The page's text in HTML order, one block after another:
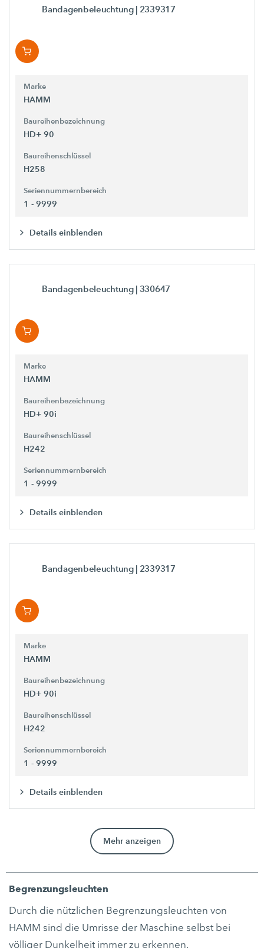
Bandagenbeleuchtung | 2339317
Marke
HAMM
Baureihenbezeichnung
HD+ 90
Baureihenschlüssel
H258
Seriennummernbereich
1 - 9999
Details einblenden
Bandagenbeleuchtung | 330647
Marke
HAMM
Baureihenbezeichnung
HD+ 90i
Baureihenschlüssel
H242
Seriennummernbereich
1 - 9999
Details einblenden
Bandagenbeleuchtung | 2339317
Marke
HAMM
Baureihenbezeichnung
HD+ 90i
Baureihenschlüssel
H242
Seriennummernbereich
1 - 9999
Details einblenden
Mehr anzeigen
Begrenzungsleuchten
Durch die nützlichen Begrenzungsleuchten von
HAMM sind die Umrisse der Maschine selbst bei
völliger Dunkelheit immer zu erkennen.